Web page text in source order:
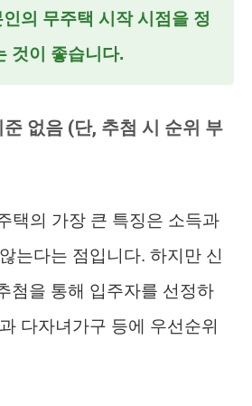
의 무주택 시작 시점을 정
것이 좋습니다.
없음 (단, 추첨 시 순위 부
택의 가장 큰 특징은 소득과
는다는 점입니다. 하지만 신
첨을 통해 입주자를 선정하
다자녀가구 등에 우선순위